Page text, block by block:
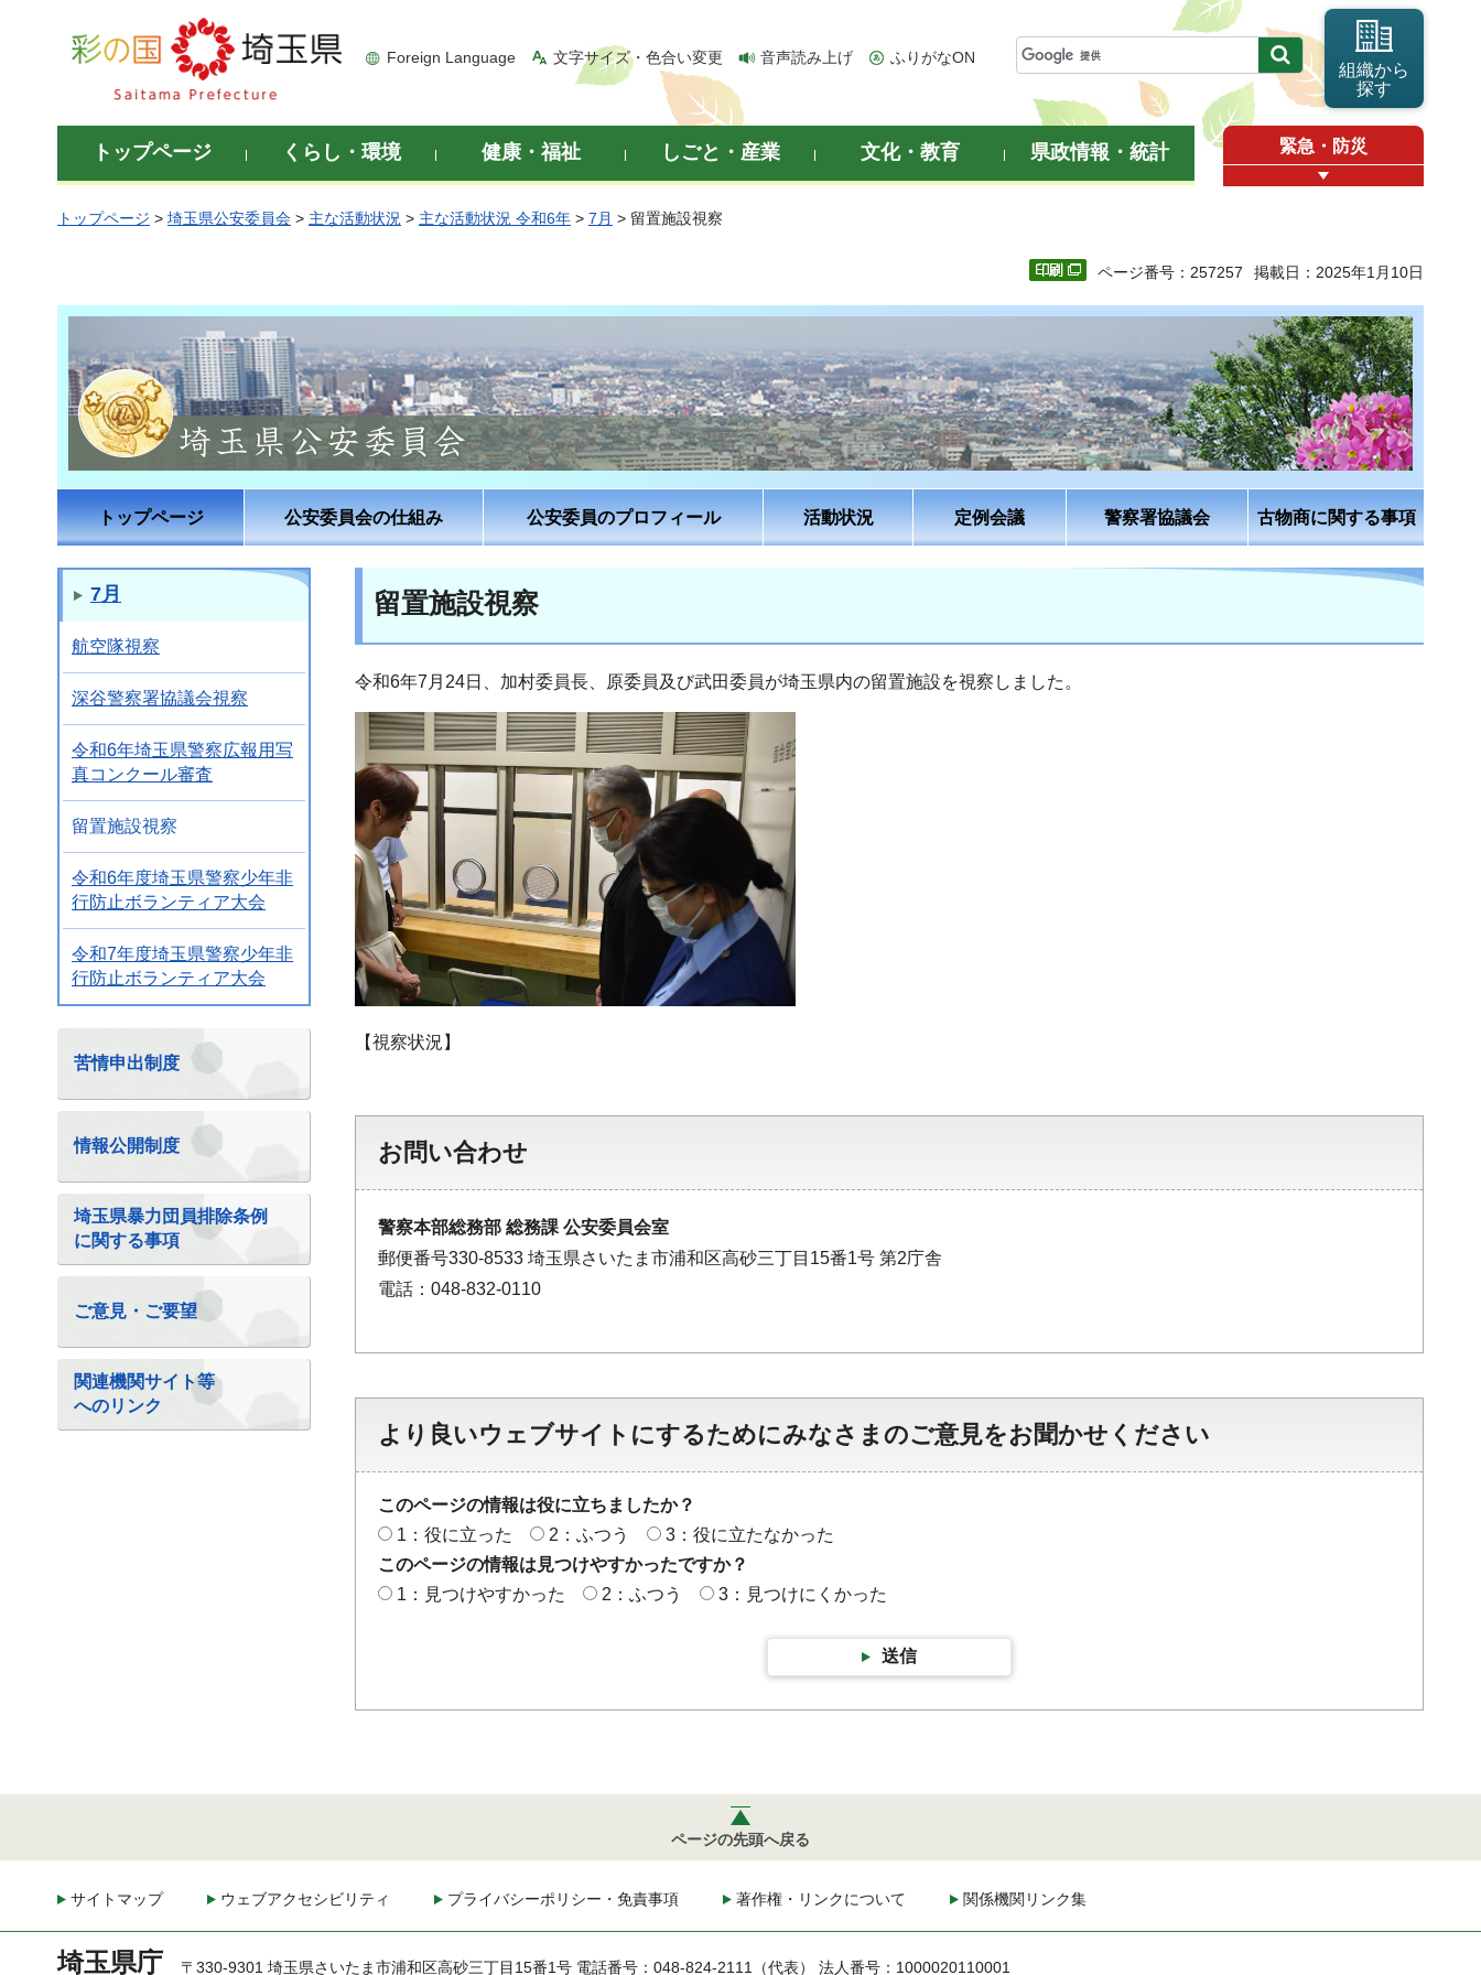
彩の国 埼玉県
Foreign Language 文字サイズ・色合い変更 音声読み上げ ふりがなON
組織から
探す
トップページ くらし・環境 健康・福祉 しごと・産業 文化・教育 県政情報・統計 緊急・防災
トップページ > 埼玉県公安委員会 > 主な活動状況 > 主な活動状況 令和6年 > 7月 > 留置施設視察
ページ番号：257257 掲載日：2025年1月10日
トップページ 公安委員会の仕組み 公安委員のプロフィール 活動状況 定例会議 警察署協議会 古物商に関する事項
7月
航空隊視察
深谷警察署協議会視察
令和6年埼玉県警察広報用写
真コンクール審査
留置施設視察
令和6年度埼玉県警察少年非
行防止ボランティア大会
令和7年度埼玉県警察少年非
行防止ボランティア大会
苦情申出制度
情報公開制度
埼玉県暴力団員排除条例
に関する事項
ご意見・ご要望
関連機関サイト等
へのリンク
留置施設視察
令和6年7月24日、加村委員長、原委員及び武田委員が埼玉県内の留置施設を視察しました。
【視察状況】
お問い合わせ
警察本部総務部 総務課 公安委員会室
郵便番号330-8533 埼玉県さいたま市浦和区高砂三丁目15番1号 第2庁舎
電話：048-832-0110
より良いウェブサイトにするためにみなさまのご意見をお聞かせください
このページの情報は役に立ちましたか？
1：役に立った
2：ふつう
3：役に立たなかった
このページの情報は見つけやすかったですか？
1：見つけやすかった
2：ふつう 3：見つけにくかった
送信
ページの先頭へ戻る
サイトマップ ウェブアクセシビリティ プライバシーポリシー・免責事項 著作権・リンクについて 関係機関リンク集
埼玉県庁 〒330-9301 埼玉県さいたま市浦和区高砂三丁目15番1号 電話番号：048-824-2111（代表） 法人番号：1000020110001